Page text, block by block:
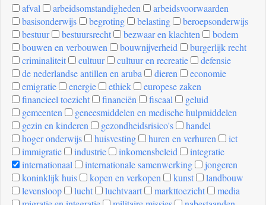
[invalid
name]
afval arbeidsomstandigheden
arbeidsvoorwaarden
basisonderwijs
begroting belasting
beroepsonderwijs
bestuur
bestuursrecht bezwaar en klachten
bodem
bouwen en verbouwen
bouwnijverheid
burgerlijk recht
criminaliteit
cultuur cultuur en recreatie
defensie
de nederlandse antillen en aruba
dieren
economie
emigratie
energie ethiek
europese zaken
financieel toezicht
financiën fiscaal
geluid
gemeenten
geneesmiddelen en medische hulpmiddelen
gezin en kinderen
gezondheidsrisico's
handel
hoger onderwijs
huisvesting huren en verhuren
ict
immigratie
industrie inkomensbeleid
integratie
internationaal
internationale samenwerking
jongeren
koninklijk huis
kopen en verkopen kunst
landbouw
levensloop
lucht luchtvaart markttoezicht
media